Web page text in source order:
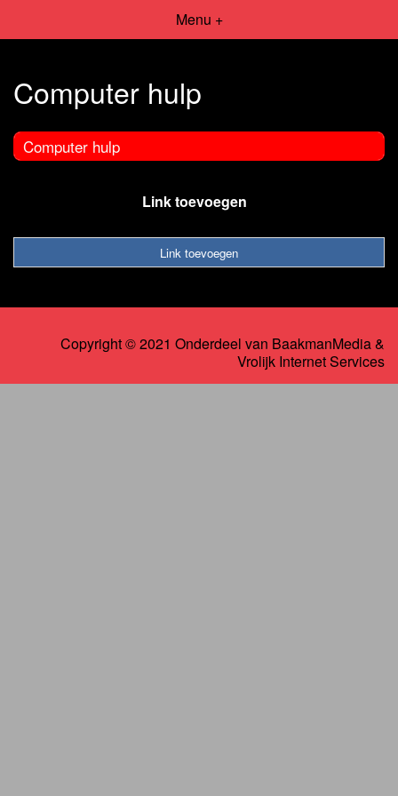
Menu +
Computer hulp
Computer hulp
Link toevoegen
Link toevoegen
Copyright © 2021 Onderdeel van BaakmanMedia&
Vrolijk Internet Services